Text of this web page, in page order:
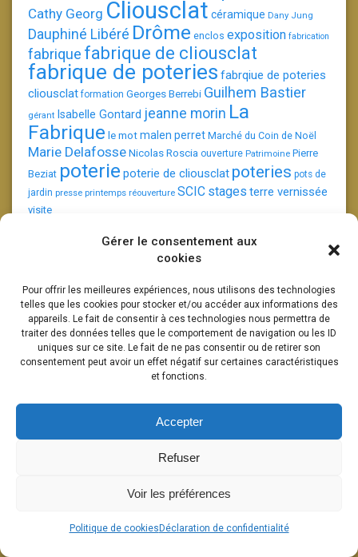
Gérer le consentement aux
cookies
Pour offrir les meilleures expériences, nous utilisons des technologies
telles que les cookies pour stocker et/ou accéder aux informations des
appareils. Le fait de consentir à ces technologies nous permettra de
traiter des données telles que le comportement de navigation ou les ID
uniques sur ce site. Le fait de ne pas consentir ou de retirer son
consentement peut avoir un effet négatif sur certaines caractéristiques
et fonctions.
Accepter
Refuser
Voir les préférences
Politique de cookies Déclaration de confidentialité
Cathy Georg Cliousclat céramique Dany Jung
Dauphiné Libéré Drôme enclos exposition fabrication
fabrique fabrique de cliousclat
fabrique de poteries fabrqiue de poteries
cliousclat formation Georges Berrebi Guilhem Bastier
gérant Isabelle Gontard jeanne morin La
Fabrique le motmalen perret Marché du Coin de Noël
Marie DelafosseNicolas Roscia ouverture Patrimoine Pierre
Beziat poterie poterie de cliousclat poteries pots de
jardin presse printemps réouverture SCIC stages terre vernissée
visite
Association D554